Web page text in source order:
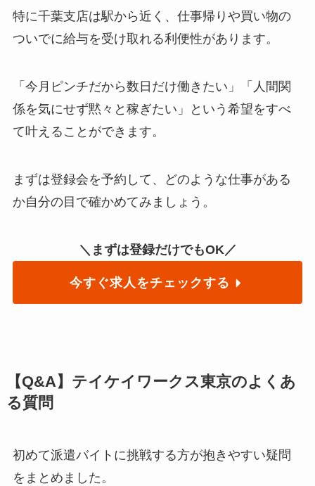
特に千葉支店は駅から近く、仕事帰りや買い物の
ついでに給与を受け取れる利便性があります。
「今月ピンチだから数日だけ働きたい」「人間関
係を気にせず黙々と稼ぎたい」という希望をすべ
て叶えることができます。
まずは登録会を予約して、どのような仕事がある
か自分の目で確かめてみましょう。
＼まずは登録だけでもOK／
今すぐ求人をチェックする
【Q&A】テイケイワークス東京のよくあ
る質問
初めて派遣バイトに挑戦する方が抱きやすい疑問
をまとめました。